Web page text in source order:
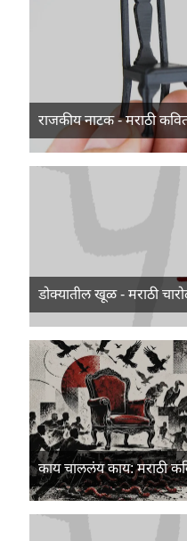
राजकीय नाटक - मराठी
डोक्यातील खूळ - मराठी
काय चाललंय काय: मराठी